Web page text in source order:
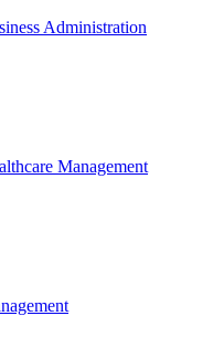
Administration
Management